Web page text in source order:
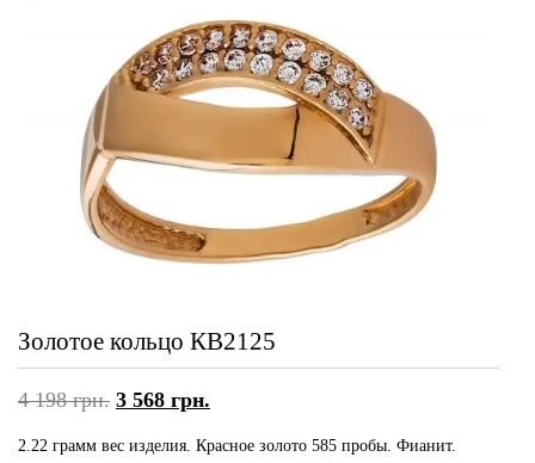
Золотое кольцо КВ2125
4 198грн. 3 568 грн.
2.22 грамм вес изделия. Красное золото 585 пробы. Фианит.